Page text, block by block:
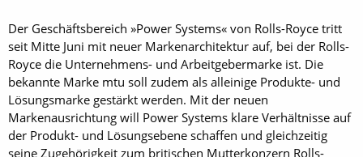
Der Geschäftsbereich »Power Systems« von Rolls-Royce tritt
seit Mitte Juni mit neuer Markenarchitektur auf, bei der Rolls-
Royce die Unternehmens- und Arbeitgebermarke ist. Die
bekannte Marke mtu soll zudem als alleinige Produkte- und
Lösungsmarke gestärkt werden. Mit der neuen
Markenausrichtung will Power Systems klare Verhältnisse auf
der Produkt- und Lösungsebene schaffen und gleichzeitig
seine Zugehörigkeit zum britischen Mutterkonzern Rolls-